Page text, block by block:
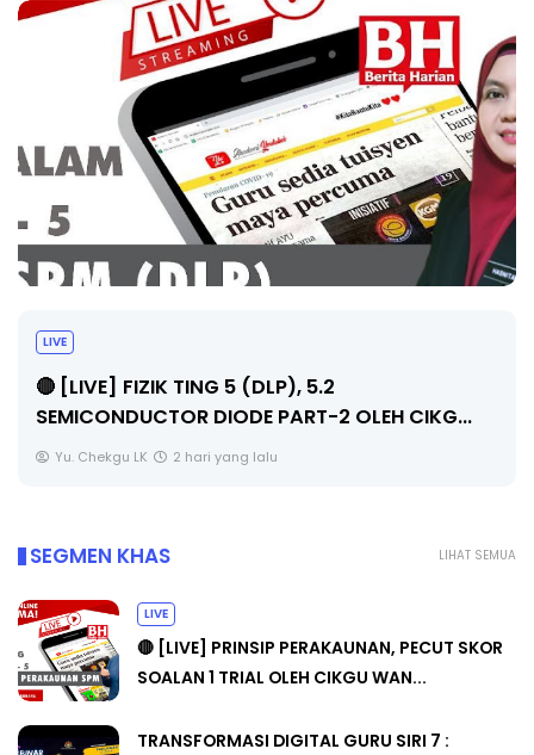
LIVE
🔴 [LIVE] PRINSIP PERAKAUNAN, PECUT SKOR
SOALAN 1 TRIAL OLEH CIKGU WAN...
Yu. Chekgu LK 2 hari yang lalu
LIHAT SEMUA
SEGMEN KHAS
LIVE
🔴 [LIVE] PRINSIP PERAKAUNAN, PECUT SKOR
SOALAN 1 TRIAL OLEH CIKGU WAN...
TRANSFORMASI DIGITAL GURU SIRI 7 :